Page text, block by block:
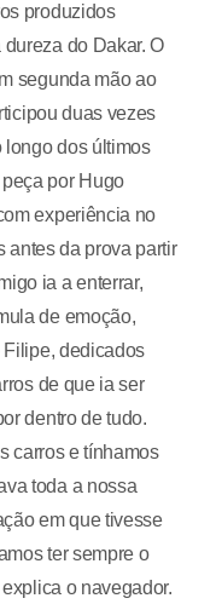
produzidos
do Dakar. O
segunda mão ao
duas vezes
longo dos últimos
por Hugo
experiência no
antes da prova partir
ia a enterrar,
de emoção,
dedicados
de que ia ser
dentro de tudo.
carros e tínhamos
toda a nossa
em que tivesse
ter sempre o
o navegador.